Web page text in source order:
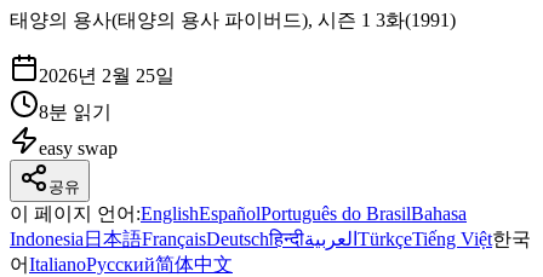
태양의 용사(태양의 용사 파이버드), 시즌 1 3화(1991)
2026년 2월 25일
8분 읽기
easy swap
공유
이 페이지 언어 :EnglishEspañolPortuguês do BrasilBahasa
Indonesia 日本語FrançaisDeutschहिन्दीالعربية TürkçeTiếng Việt한국
어ItalianoРусский简体中文